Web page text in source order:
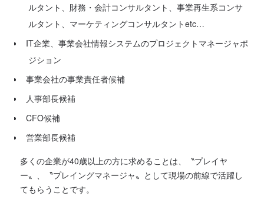
ルタント、財務・会計コンサルタント、事業再生系コンサ
ルタント、マーケティングコンサルタントetc…
IT企業、事業会社情報システムのプロジェクトマネージャポ
ジション
事業会社の事業責任者候補
人事部長候補
CFO候補
営業部長候補
多くの企業が40歳以上の方に求めることは、〝プレイヤ
ー〟、〝プレイングマネージャ〟として現場の前線で活躍し
てもらうことです。